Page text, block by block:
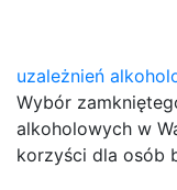
uzależnień
Wybór
alkoholowych w
korzyści dla osób